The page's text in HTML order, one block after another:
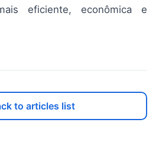
eficiente, econômica e
to articles list